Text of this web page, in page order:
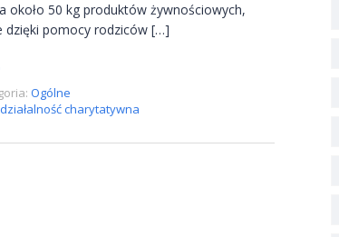
około 50 kg produktów żywnościowych,
dzięki pomocy rodziców […]
Ogólne
działalność charytatywna